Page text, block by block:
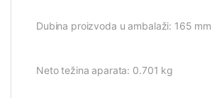
Dubina proizvoda u ambalaži: 165 mm
Neto težina aparata: 0.701 kg